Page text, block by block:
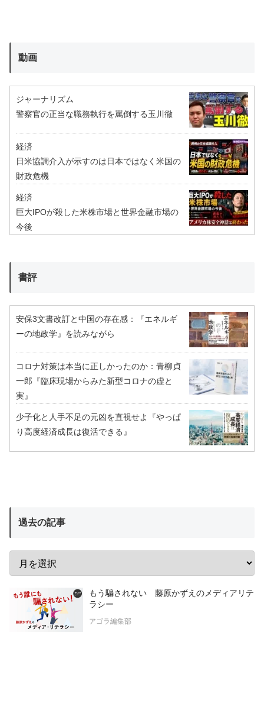
動画
ジャーナリズム
警察官の正当な職務執行を罵倒する玉川徹
経済
日米協調介入が示すのは日本ではなく米国の
財政危機
経済
巨大IPOが殺した米株市場と世界金融市場の
今後
書評
安保3文書改訂と中国の存在感：『エネルギ
ーの地政学』を読みながら
コロナ対策は本当に正しかったのか：青柳貞
一郎『臨床現場からみた新型コロナの虚と
実』
少子化と人手不足の元凶を直視せよ『やっぱ
り高度経済成長は復活できる』
過去の記事
もう騙されない 藤原かずえのメディアリテ
ラシー
アゴラ編集部